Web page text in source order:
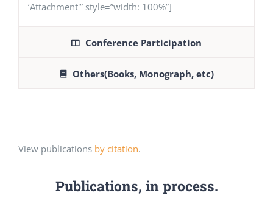
‘Attachment'” style=”width: 100%”]
Conference Participation
Others(Books, Monograph, etc)
View publications by citation.
Publications, in process.